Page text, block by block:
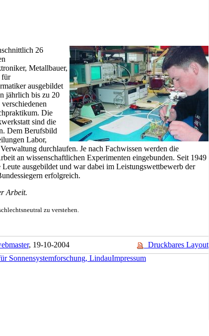
26
Metallbauer,
für
ausgebildet
jährlich bis zu 20
Die
sind die
Dem Berufsbild
Labor,
durchlaufen. Je nach Fachwissen werden die
an wissenschaftlichen Experimenten eingebunden. Seit 1949
ausgebildet und war dabei im Leistungswettbewerb der
erfolgreich.
Arbeit.
zu verstehen.
, 19-10-2004
Druckbares Layout
Sonnensystemforschung, LindauImpressum